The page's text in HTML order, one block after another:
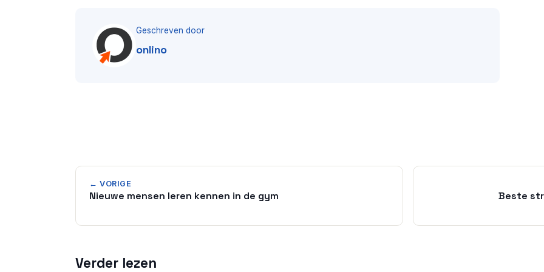
Geschreven door
onlino
← VORIGE
Nieuwe mensen leren kennen in de gym Beste
Verder lezen